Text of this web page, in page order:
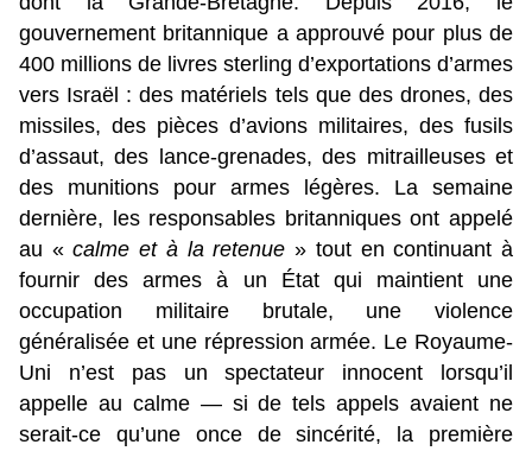
gouvernement britannique a approuvé pour plus de
400 millions de livres sterling d’exportations d’armes
vers Israël : des matériels tels que des drones, des
missiles, des pièces d’avions militaires, des fusils
d’assaut, des lance-grenades, des mitrailleuses et
des munitions pour armes légères. La semaine
dernière, les responsables britanniques ont appelé
au «calme et à la retenue » tout en continuant à
fournir des armes à un État qui maintient une
occupation militaire brutale, une violence
généralisée et une répression armée. Le Royaume-
Uni n’est pas un spectateur innocent lorsqu’il
appelle au calme — si de tels appels avaient ne
serait-ce qu’une once de sincérité, la première